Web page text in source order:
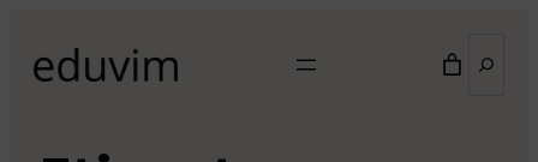
contenido